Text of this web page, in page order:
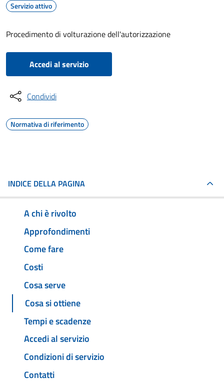
Servizio attivo
Procedimento di volturazione dell'autorizzazione
Accedi al servizio
Condividi
Normativa di riferimento
INDICE DELLA PAGINA
A chi è rivolto
Approfondimenti
Come fare
Costi
Cosa serve
Cosa si ottiene
Tempi e scadenze
Accedi al servizio
Condizioni di servizio
Contatti